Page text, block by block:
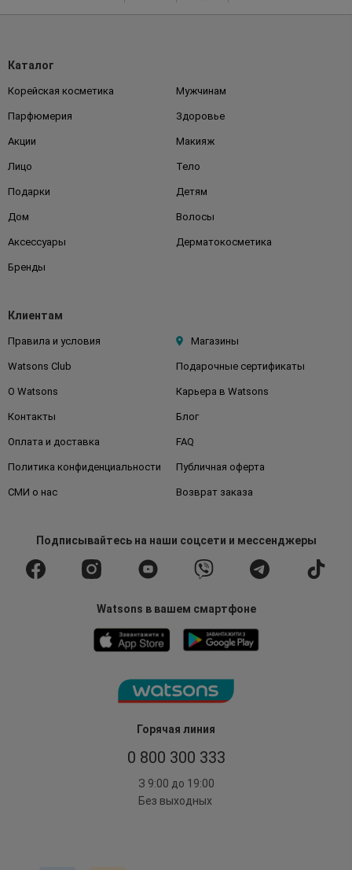
Горячая линия
0 800 300 333
З 9:00 до 19:00
Без выходных
Каталог
Корейская косметика Мужчинам
Парфюмерия Здоровье
Акции Макияж
Лицо Тело
Подарки Детям
Дом Волосы
Аксессуары Дерматокосметика
Бренды
Клиентам
Правила и условия Магазины
Watsons Club Подарочные сертификаты
О Watsons Карьера в Watsons
Контакты Блог
Оплата и доставка FAQ
Политика конфиденциальности Публичная оферта
СМИ о нас Возврат заказа
Подписывайтесьна наши соцсети и мессенджеры
Watsons в вашем смартфоне